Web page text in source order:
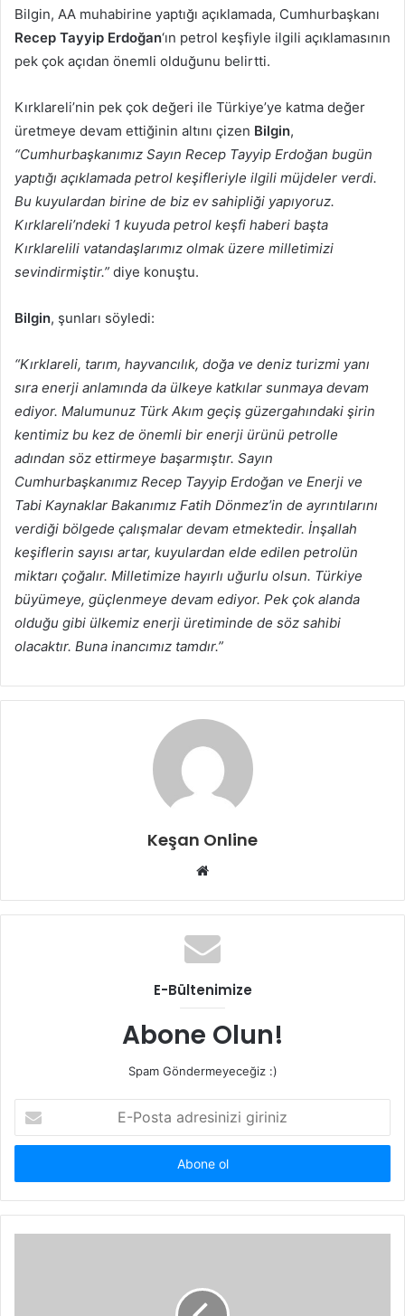
Bilgin, AA muhabirine yaptığı açıklamada, Cumhurbaşkanı
Recep Tayyip Erdoğan‘ın petrol keşfiyle ilgili açıklamasının
pek çok açıdan önemli olduğunu belirtti.
Kırklareli’nin pek çok değeri ile Türkiye’ye katma değer
üretmeye devam ettiğinin altını çizen Bilgin,
“Cumhurbaşkanımız Sayın Recep Tayyip Erdoğan bugün
yaptığı açıklamada petrol keşifleriyle ilgili müjdeler verdi.
Bu kuyulardan birine de biz ev sahipliği yapıyoruz.
Kırklareli’ndeki 1 kuyuda petrol keşfi haberi başta
Kırklarelili vatandaşlarımız olmak üzere milletimizi
sevindirmiştir.” diye konuştu.
Bilgin, şunları söyledi:
“Kırklareli, tarım, hayvancılık, doğa ve deniz turizmi yanı
sıra enerji anlamında da ülkeye katkılar sunmaya devam
ediyor. Malumunuz Türk Akım geçiş güzergahındaki şirin
kentimiz bu kez de önemli bir enerji ürünü petrolle
adından söz ettirmeye başarmıştır. Sayın
Cumhurbaşkanımız Recep Tayyip Erdoğan ve Enerji ve
Tabi Kaynaklar Bakanımız Fatih Dönmez’in de ayrıntılarını
verdiği bölgede çalışmalar devam etmektedir. İnşallah
keşiflerin sayısı artar, kuyulardan elde edilen petrolün
miktarı çoğalır. Milletimize hayırlı uğurlu olsun. Türkiye
büyümeye, güçlenmeye devam ediyor. Pek çok alanda
olduğu gibi ülkemiz enerji üretiminde de söz sahibi
olacaktır. Buna inancımız tamdır.”
Keşan Online
Web
E-Bültenimize
Abone Olun!
Spam Göndermeyeceğiz :)
Posta
adresinizi